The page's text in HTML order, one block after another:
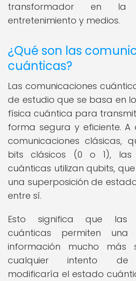
transformador en la
entretenimiento y medios.
¿Qué son las
cuánticas?
Las comunicaciones
de estudio que se basa en
física cuántica para
forma segura y eficiente. A
comunicaciones clásicas,
bits clásicos (0 o 1), las
cuánticas utilizan qubits,
una superposición de
entre sí.
Esto significa que las
cuánticas permiten una
información mucho más
cualquier intento de
modificaría el estado